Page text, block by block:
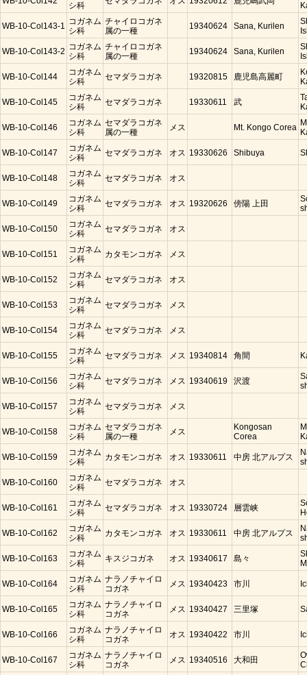
シ科
WB-10-Col143-1 コガネム
シ科
チャイロコガネ
属の一種
19340624 Sana, Kurilen
WB-10-Col143-2 コガネム
シ科
チャイロコガネ
属の一種
19340624 Sana, Kurilen
WB-10-Col144
コガネム
シ科
セマダラコガネ 19320815 鹿児島高麗町
WB-10-Col145
コガネム
シ科
セマダラコガネ 19330611 武
WB-10-Col146
コガネム
シ科
セマダラコガネ
属の一種
メス Mt. Kongo Corea
WB-10-Col147
コガネム
シ科
セマダラコガネ オス 19330626 Shibuya
WB-10-Col148
コガネム
シ科
セマダラコガネ オス
WB-10-Col149
コガネム
シ科
セマダラコガネ オス 19320626 傍陽 上田
WB-10-Col150
コガネム
シ科
セマダラコガネ オス
WB-10-Col151
コガネム
シ科
カタモンコガネ メス
WB-10-Col152
コガネム
シ科
セマダラコガネ オス
WB-10-Col153
コガネム
シ科
セマダラコガネ メス
WB-10-Col154
コガネム
シ科
セマダラコガネ メス
WB-10-Col155
コガネム
シ科
セマダラコガネ メス 19340814 角間
WB-10-Col156
コガネム
シ科
セマダラコガネ メス 19340619 沢渡
WB-10-Col157
コガネム
シ科
セマダラコガネ メス
WB-10-Col158
コガネム
シ科
セマダラコガネ
属の一種
メス
Kongosan
Corea
WB-10-Col159
コガネム
シ科
カタモンコガネ オス 19330611 中房 北アルプス
WB-10-Col160
コガネム
シ科
セマダラコガネ オス
WB-10-Col161
コガネム
シ科
セマダラコガネ オス 19330724 層雲峡
WB-10-Col162
コガネム
シ科
カタモンコガネ オス 19330611 中房 北アルプス
WB-10-Col163
コガネム
シ科
キスジコガネ オス 19340617 島々
WB-10-Col164
コガネム
シ科
ナラノチャイロ
コガネ
メス 19340423 市川
WB-10-Col165
コガネム
シ科
ナラノチャイロ
コガネ
メス 19340427 三里塚
WB-10-Col166
コガネム
シ科
ナラノチャイロ
コガネ
オス 19340422 市川
WB-10-Col167
コガネム
シ科
ナラノチャイロ
コガネ
メス 19340516 大和田